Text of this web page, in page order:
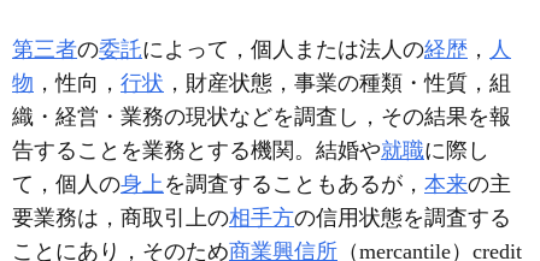
第三者の委託によって，個人または法人の経歴 ， 人
物 ，性向， 行状 ，財産状態，事業の種類・性質，組
織・経営・業務の現状などを調査し，その結果を報
告することを業務とする機関。結婚や就職に際し
て，個人の身上を調査することもあるが， 本来の主
要業務は，商取引上の相手方の信用状態を調査する
ことにあり，そのため商業興信所 （mercantile）credit